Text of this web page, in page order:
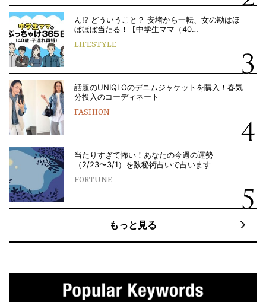
ん!? どういうこと？ 安堵から一転、女の勘はほ
ぼほぼ当たる！【中学生ママ（40…
LIFESTYLE
話題のUNIQLOのデニムジャケットを購入！春気
分投入のコーディネート
FASHION
当たりすぎて怖い！あなたの今週の運勢
（2/23〜3/1）を数秘術占いで占います
FORTUNE
もっと見る